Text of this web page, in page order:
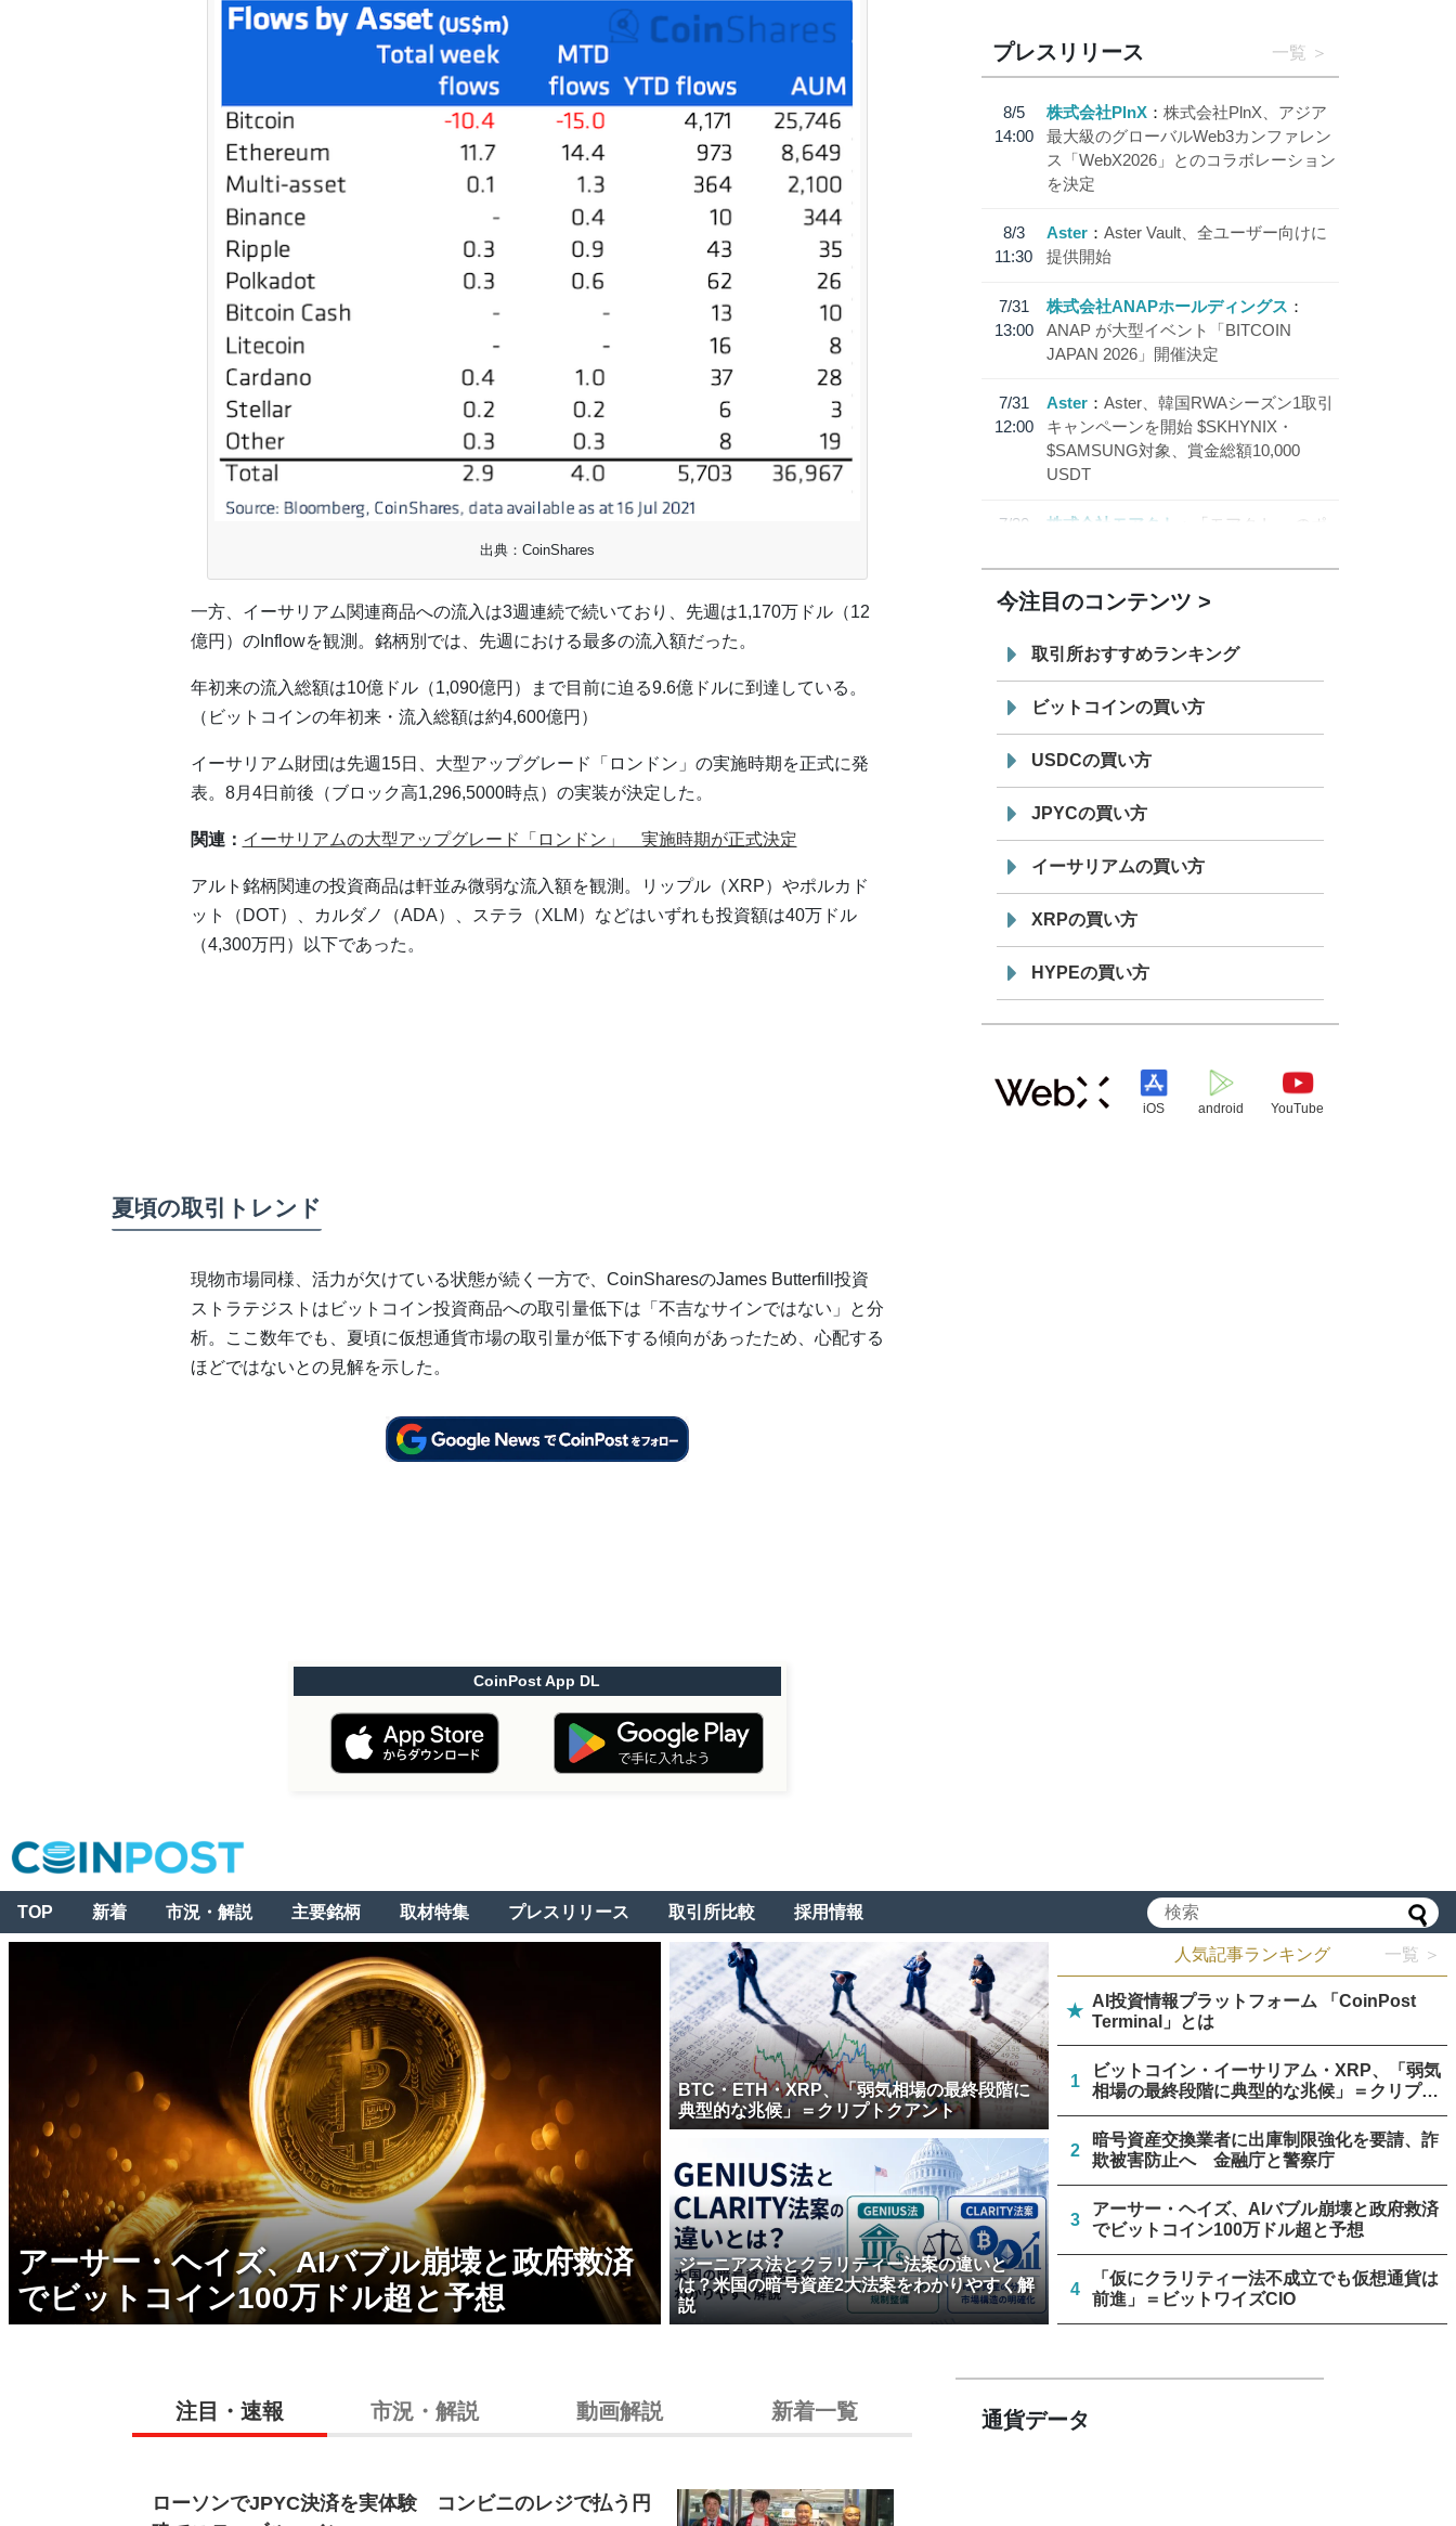
出典：CoinShares
一方、イーサリアム関連商品への流入は3週連続で続いており、先週は1,170万ドル（12
億円）のInflowを観測。銘柄別では、先週における最多の流入額だった。
年初来の流入総額は10億ドル（1,090億円）まで目前に迫る9.6億ドルに到達している。
（ビットコインの年初来・流入総額は約4,600億円）
イーサリアム財団は先週15日、大型アップグレード「ロンドン」の実施時期を正式に発
表。8月4日前後（ブロック高1,296,5000時点）の実装が決定した。
関連： イーサリアムの大型アップグレード「ロンドン」 実施時期が正式決定
アルト銘柄関連の投資商品は軒並み微弱な流入額を観測。リップル（XRP）やポルカド
ット（DOT）、カルダノ（ADA）、ステラ（XLM）などはいずれも投資額は40万ドル
（4,300万円）以下であった。
夏頃の取引トレンド
現物市場同様、活力が欠けている状態が続く一方で、CoinSharesのJames Butterfill投資
ストラテジストはビットコイン投資商品への取引量低下は「不吉なサインではない」と分
析。ここ数年でも、夏頃に仮想通貨市場の取引量が低下する傾向があったため、心配する
ほどではないとの見解を示した。
CoinPost App DL
プレスリリース 一覧
8/5
14:00
株式会社PlnX
株式会社PlnX、アジア
最大級のグローバルWeb3カンファレン
ス「WebX2026」とのコラボレーション
を決定
8/3
11:30
Aster
Aster Vault、全ユーザー向けに
提供開始
7/31
13:00
株式会社ANAPホールディングス
ANAP が大型イベント「BITCOIN
JAPAN 2026」開催決定
7/31
12:00
Aster
Aster、韓国RWAシーズン1取引
キャンペーンを開始 $SKHYNIX・
$SAMSUNG対象、賞金総額10,000
USDT
7/30
株式会社モアクト
「モアクト」 のポ
「 JPYC」を追加
19:30
てステーブルコイン「JPYSC」徹底解
説セミナーを開催
今注目のコンテンツ
取引所おすすめランキング
ビットコインの買い方
USDCの買い方
JPYCの買い方
イーサリアムの買い方
XRPの買い方
HYPEの買い方
iOS android YouTube
TOP 新着 市況・解説 主要銘柄 取材特集 プレスリリース 取引所比較 採用情報
アーサー・ヘイズ、AIバブル崩壊と政府救済
でビットコイン100万ドル超と予想
BTC・ETH・XRP、「弱気相場の最終段階に
典型的な兆候」＝クリプトクアント
ジーニアス法とクラリティー法案の違いと
は？米国の暗号資産2大法案をわかりやすく解
説
人気記事ランキング 一覧 ＞
★
AI投資情報プラットフォーム 「CoinPost
Terminal」とは
1
ビットコイン・イーサリアム・XRP、「弱気
相場の最終段階に典型的な兆候」＝クリプト
クアント
2
暗号資産交換業者に出庫制限強化を要請、詐
欺被害防止へ 金融庁と警察庁
3
アーサー・ヘイズ、AIバブル崩壊と政府救済
でビットコイン100万ドル超と予想
4
「仮にクラリティー法不成立でも仮想通貨は
前進」＝ビットワイズCIO
注目・速報 市況・解説 動画解説 新着一覧
ローソンでJPYC決済を実体験 コンビニのレジで払う円
通貨データ